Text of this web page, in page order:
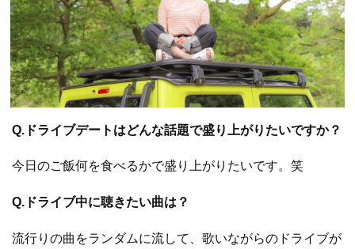
Q.ドライブデートはどんな話題で盛り上がりたいですか？
今日のご飯何を食べるかで盛り上がりたいです。笑
Q.ドライブ中に聴きたい曲は？
流行りの曲をランダムに流して、歌いながらのドライブが